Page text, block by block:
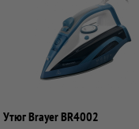
Утюг Brayer BR4002